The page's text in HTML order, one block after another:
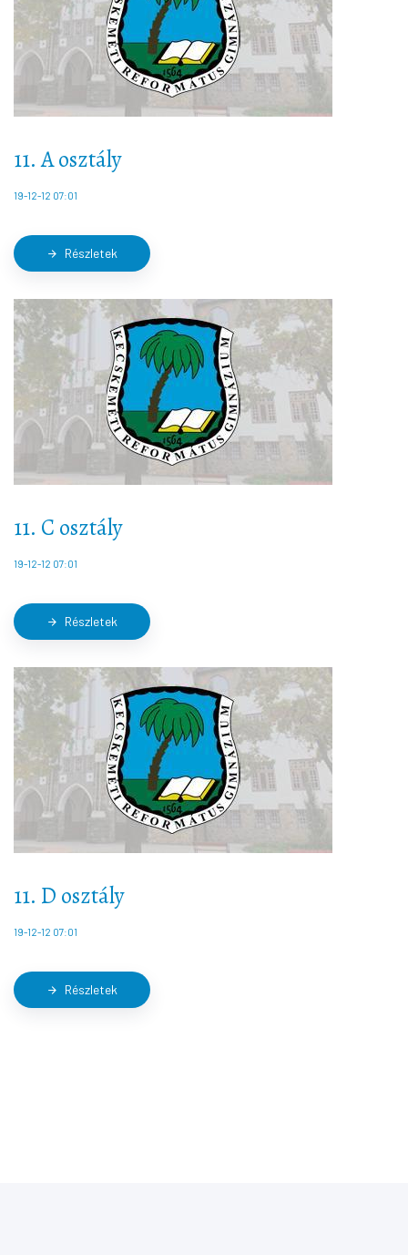
11. A osztály
19-12-12 07:01
arrow_forward Részletek
11. C osztály
19-12-12 07:01
arrow_forward Részletek
11. D osztály
19-12-12 07:01
arrow_forward Részletek